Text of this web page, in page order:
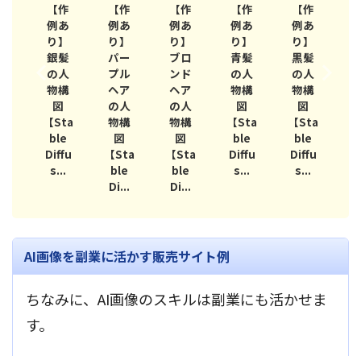
【作
例あ
り】
銀髪
の人
物構
図
【Sta
ble
Diffu
s...
【作
例あ
り】
パー
プル
ヘア
の人
物構
図
【Sta
ble
Di...
【作
例あ
り】
ブロ
ンド
ヘア
の人
物構
図
【Sta
ble
Di...
【作
例あ
り】
青髪
の人
物構
図
【Sta
ble
Diffu
s...
【作
例あ
り】
黒髪
の人
物構
図
【Sta
ble
Diffu
s...
AI画像を副業に活かす販売サイト例
ちなみに、AI画像のスキルは副業にも活かせま
す。